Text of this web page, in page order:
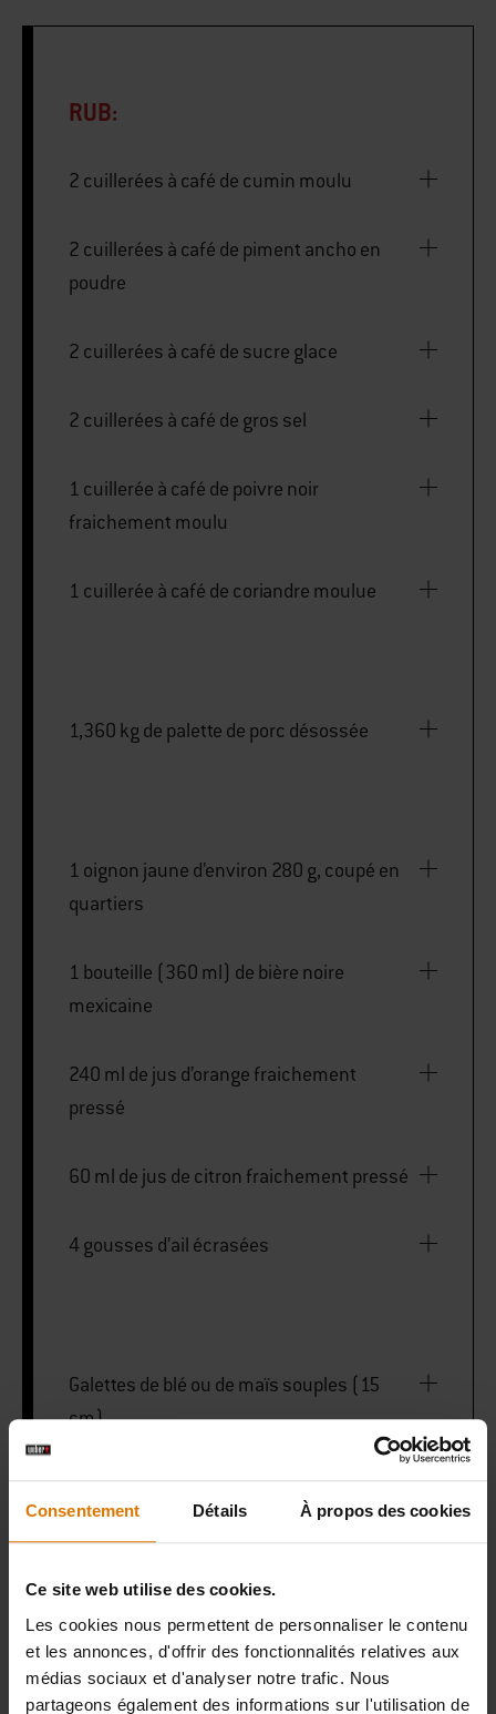
Consentement Détails À propos des cookies
Ce site web utilise des cookies.
Les cookies nous permettent de personnaliser le contenu
et les annonces, d'offrir des fonctionnalités relatives aux
médias sociaux et d'analyser notre trafic. Nous
partageons également des informations sur l'utilisation de
RUB:
2 cuillerées à café de cumin moulu
2 cuillerées à café de piment ancho en
poudre
2 cuillerées à café de sucre glace
2 cuillerées à café de gros sel
1 cuillerée à café de poivre noir
fraichement moulu
1 cuillerée à café de coriandre moulue
1,360 kg de palette de porc désossée
1 oignon jaune d’environ 280 g, coupé en
quartiers
1 bouteille (360 ml) de bière noire
mexicaine
240 ml de jus d’orange fraichement
pressé
60 ml de jus de citron fraichement pressé
4 gousses d’ail écrasées
Galettes de blé ou de maïs souples (15
cm)
Votre sauce préférée
Cocotte Duo